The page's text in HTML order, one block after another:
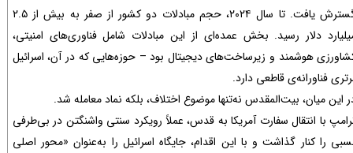
گسترش یافت. تا سال ۲۰۲۴، حجم مبادلات دو کشور از صفر به بیش از ۲.۵
دلار رسید. بخش عمده‌ای از این مبادلات شامل فناوری‌های امنیتی،
هوشمند و زیرساخت‌های دیجیتال بود – حوزه‌هایی که در آن، اسرائیل
فناورانه‌ی قاطعی دارد.
این میان، بیت‌المقدس نه‌تنها موضوع اختلاف، بلکه نماد معامله شد.
با انتقال سفارت آمریکا به قدس، عملاً رویکرد سنتی واشنگتن در بی‌طرفی
را کنار گذاشت و با این اقدام، جایگاه اسرائیل را به‌عنوان «محور اصلی